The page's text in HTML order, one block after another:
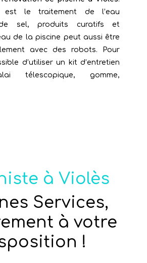
est le traitement de l’eau
de sel, produits curatifs et
de la piscine peut aussi être
avec des robots. Pour
d’utiliser un kit d’entretien
télescopique, gomme,
à Violès
Services,
à votre
!